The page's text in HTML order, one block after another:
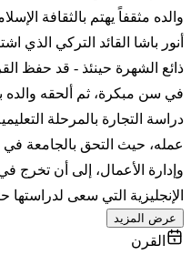
والده مثقفاً يهتم بالثقافة
أنور باشا القائد التركي
ذائع الشهرة حينئذ - قد حفظ
في سن مبكرة، ثم ألحقه
دراسة التجارة بالمرحلة
عمله، حيث التحق بالجامعة في
وإدارة الأعمال، إلى أن تخرج
الإنجليزية التي سعى لدراستها
عرض المزيد
القرن